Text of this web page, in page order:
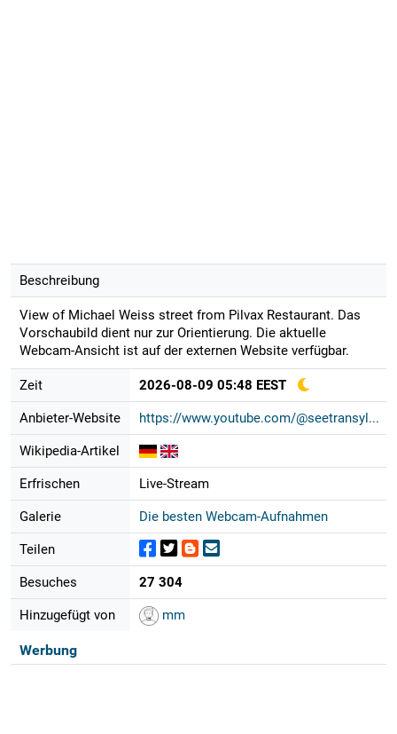
Beschreibung
View of Michael Weiss street from Pilvax Restaurant. Das
Vorschaubild dient nur zur Orientierung. Die aktuelle
Webcam-Ansicht ist auf der externen Website verfügbar.
Zeit 2026-08-09 05:48 EEST
Anbieter-Website https://www.youtube.com/@seetransyl...
Wikipedia-Artikel
Erfrischen Live-Stream
Galerie Die besten Webcam-Aufnahmen
Teilen
Besuches 27 304
Hinzugefügt von mm
Werbung